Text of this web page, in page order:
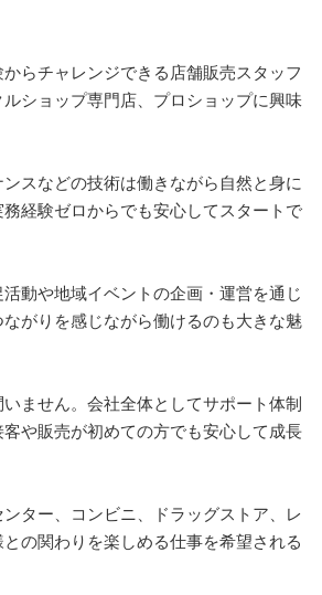
らチャレンジできる店舗販売スタッフ
ショップ専門店、プロショップに興味
スなどの技術は働きながら自然と身に
経験ゼロからでも安心してスタートで
動や地域イベントの企画・運営を通じ
がりを感じながら働けるのも大きな魅
ません。会社全体としてサポート体制
や販売が初めての方でも安心して成長
ター、コンビニ、ドラッグストア、レ
の関わりを楽しめる仕事を希望される